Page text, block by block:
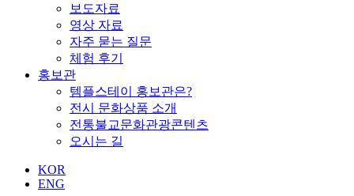
보도자료
영상 자료
자주 묻는 질문
체험 후기
홍보관
템플스테이 홍보관은?
전시 문화상품 소개
전통불교문화관광콘텐츠
오시는 길
KOR
ENG